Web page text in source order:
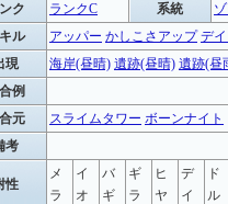
ク
ランクC 系統
ル
アッパー かしこさアップ デ
現
海岸(昼晴) 遺跡(昼晴) 遺跡(昼
例
元
スライムタワー ボーンナイト
考
性
メ
ラ
イ
オ
バ
ギ
ギ
ラ
ヒ
ヤ
デ
イ
ド
ル